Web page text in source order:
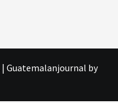
| Guatemalanjournal by